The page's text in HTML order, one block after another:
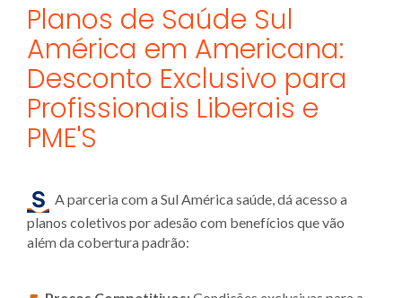
Planos de Saúde Sul
América em Americana:
Desconto Exclusivo para
Profissionais Liberais e
PME'S
A parceria com a Sul América saúde, dá acesso a
planos coletivos por adesão com benefícios que vão
além da cobertura padrão: